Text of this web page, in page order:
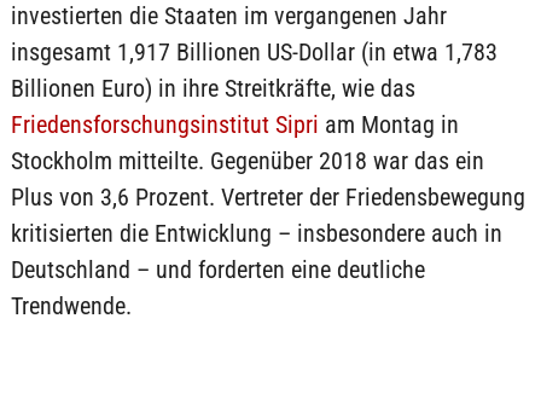
investierten die Staaten im vergangenen Jahr
insgesamt 1,917 Billionen US-Dollar (in etwa 1,783
Billionen Euro) in ihre Streitkräfte, wie das
Friedensforschungsinstitut Sipri am Montag in
Stockholm mitteilte. Gegenüber 2018 war das ein
Plus von 3,6 Prozent. Vertreter der Friedensbewegung
kritisierten die Entwicklung – insbesondere auch in
Deutschland – und forderten eine deutliche
Trendwende.